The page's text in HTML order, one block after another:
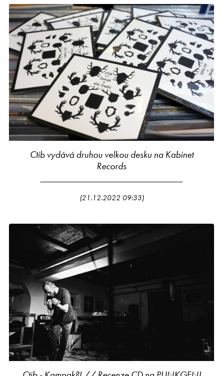
Ctib vydává druhou velkou desku na Kabinet
Records
(21.12.2022 09:33)